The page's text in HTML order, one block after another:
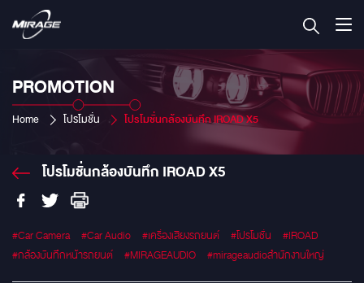
PROMOTION
Home โปรโมชั่น โปรโมชั่นกล้องบันทึก IROAD X5
โปรโมชั่นกล้องบันทึก IROAD X5
#Car Camera #Car Audio #เครื่องเสียงรถยนต์ #โปรโมชั่น
#IROAD
#กล้องบันทึกหน้ารถยนต์
#MIRAGEAUDIO #mirageaudioสำนักงานใหญ่